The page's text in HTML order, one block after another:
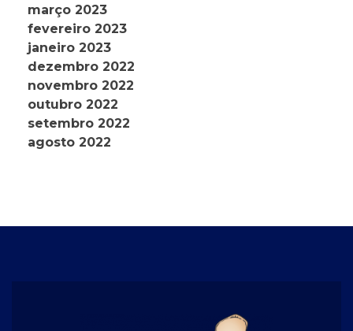
março 2023
fevereiro 2023
janeiro 2023
dezembro 2022
novembro 2022
outubro 2022
setembro 2022
agosto 2022